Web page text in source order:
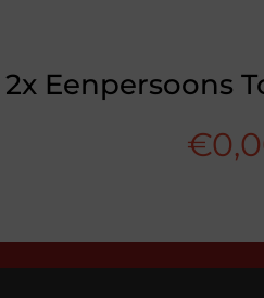
2x Eenpersoons
€